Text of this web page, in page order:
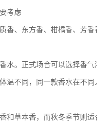
考虑
香、东方香、柑橘香、芳
水。正式场合可以选择香
温不同，同一款香水在不
和草本香，而秋冬季节则适